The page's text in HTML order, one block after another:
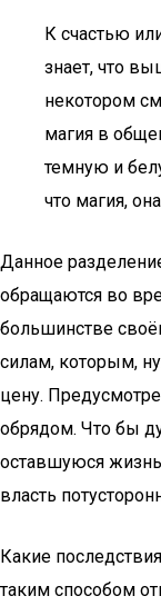
К счастью
знает, что
некотором
магия в
темную и
что магия,
Данное
обращаются во
большинстве
силам, которым,
цену.
обрядом. Что бы
оставшуюся
власть
Какие
таким способом